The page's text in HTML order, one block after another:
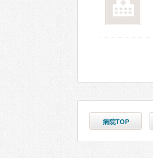
病院TOP